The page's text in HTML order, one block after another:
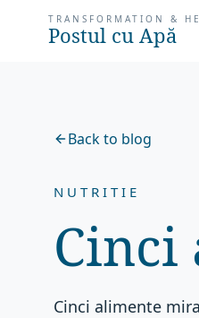
TRANSFORMATION &
Postul cu Apă
Back to blog
NUTRITIE
Cinci
Cinci alimente